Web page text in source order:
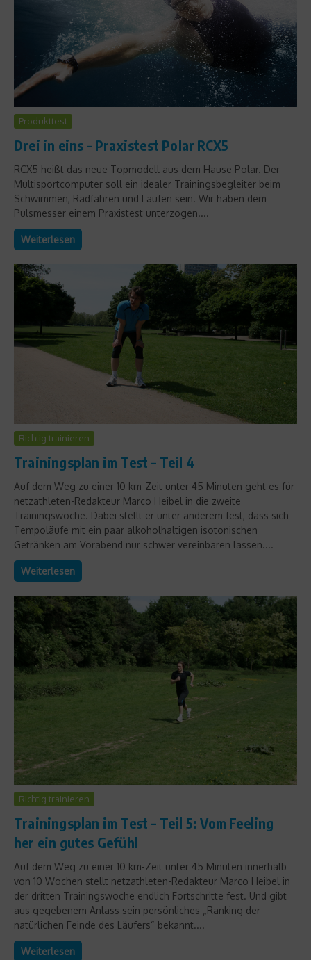
Produkttest
Drei in eins – Praxistest Polar RCX5
RCX5 heißt das neue Topmodell aus dem Hause Polar. Der
Multisportcomputer soll ein idealer Trainingsbegleiter beim
Schwimmen, Radfahren und Laufen sein. Wir haben dem
Pulsmesser einem Praxistest unterzogen....
Weiterlesen
Richtig trainieren
Trainingsplan im Test – Teil 4
Auf dem Weg zu einer 10 km-Zeit unter 45 Minuten geht es für
netzathleten-Redakteur Marco Heibel in die zweite
Trainingswoche. Dabei stellt er unter anderem fest, dass sich
Tempoläufe mit ein paar alkoholhaltigen isotonischen
Getränken am Vorabend nur schwer vereinbaren lassen....
Weiterlesen
Richtig trainieren
Trainingsplan im Test – Teil 5: Vom Feeling
her ein gutes Gefühl
Auf dem Weg zu einer 10 km-Zeit unter 45 Minuten innerhalb
von 10 Wochen stellt netzathleten-Redakteur Marco Heibel in
der dritten Trainingswoche endlich Fortschritte fest. Und gibt
aus gegebenem Anlass sein persönliches „Ranking der
natürlichen Feinde des Läufers“ bekannt....
Weiterlesen